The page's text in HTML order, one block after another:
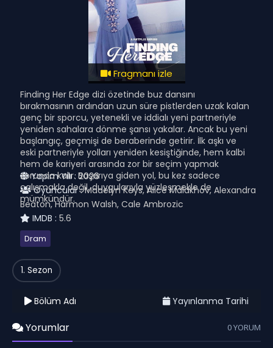
Fragmanı izle
Finding Her Edge dizi özetinde buz dansını
bırakmasının ardından uzun süre pistlerden uzak kalan
genç bir sporcu, yetenekli ve iddialı yeni partneriyle
yeniden sahalara dönme şansı yakalar. Ancak bu yeni
başlangıç, geçmişi de beraberinde getirir. İlk aşkı ve
eski partneriyle yolları yeniden kesiştiğinde, hem kalbi
hem de kariyeri arasında zor bir seçim yapmak
zorunda kalır. Başarıya giden yol, bu kez sadece
çalışmakla değil, duygularıyla yüzleşmekle de
mümkündür.
Yapım Yılı :2026
Oyuncular :Madelyn Keys, Alice Malakhov, Alexandra
Beaton, Harmon Walsh, Cale Ambrozic
IMDB : 5.6
Dram
1. Sezon
Bölüm Adı Yayınlanma Tarihi
Yorumlar 0 YORUM